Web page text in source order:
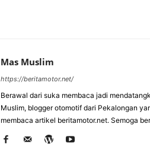
Mas Muslim
https://beritamotor.net/
Berawal dari suka membaca jadi
Muslim, blogger otomotif dari Pekalongan
membaca artikel beritamotor.net. Semoga